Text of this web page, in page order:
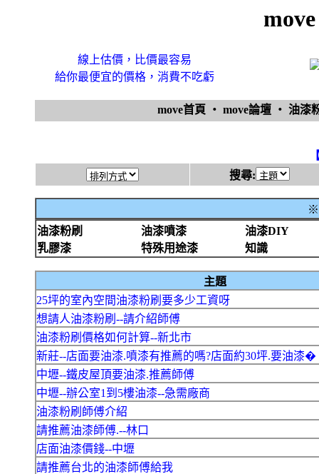
線上估價，比價最容易
給你最便宜的價格，消費不吃虧
move首頁 ‧ move論壇 ‧ 油漆
搜尋:
※
油漆粉刷
油漆噴漆
油漆DIY
乳膠漆
特殊用途漆 知識
主題
25坪的室內空間油漆粉刷要多少工資呀
想請人油漆粉刷--請介紹師傅
油漆粉刷價格如何計算--新北市
新莊--店面要油漆.噴漆有推薦的嗎?店面約30坪.要油漆�
中壢--鐵皮屋頂要油漆.推薦師傅
中壢--辦公室1到5樓油漆--急需廠商
油漆粉刷師傅介紹
請推薦油漆師傅.--林口
店面油漆價錢--中壢
請推薦台北的油漆師傅給我